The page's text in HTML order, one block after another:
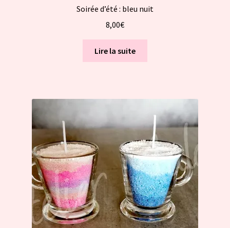
Soirée d’été : bleu nuit
8,00€
Lire la suite